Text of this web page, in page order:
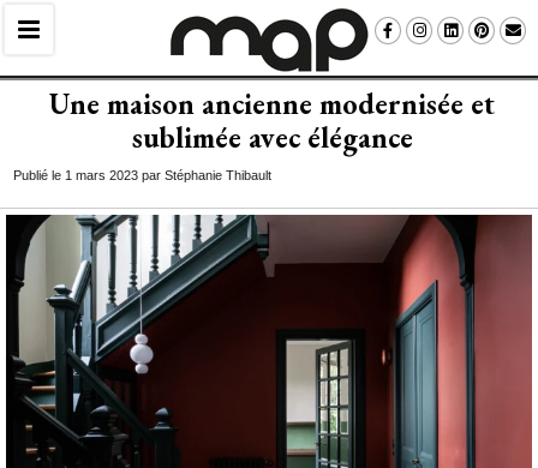
Une maison ancienne modernisée et
sublimée avec élégance
Publié le 1 mars 2023 par Stéphanie Thibault